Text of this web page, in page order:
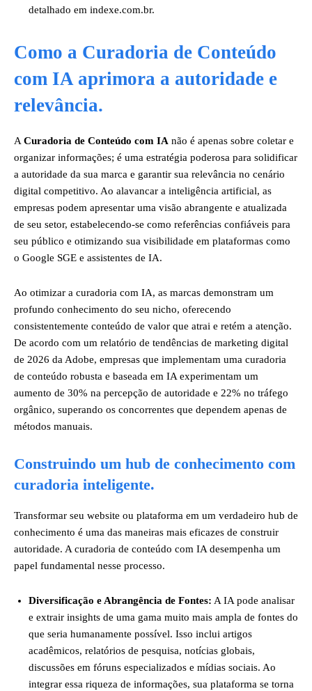
detalhado em indexe.com.br.
Como a Curadoria de Conteúdo
com IA aprimora a autoridade e
relevância.
ACuradoria de Conteúdo com IA não é apenas sobre coletar e
organizar informações; é uma estratégia poderosa para solidificar
a autoridade da sua marca e garantir sua relevância no cenário
digital competitivo. Ao alavancar a inteligência artificial, as
empresas podem apresentar uma visão abrangente e atualizada
de seu setor, estabelecendo-se como referências confiáveis para
seu público e otimizando sua visibilidade em plataformas como
o Google SGE e assistentes de IA.
Ao otimizar a curadoria com IA, as marcas demonstram um
profundo conhecimento do seu nicho, oferecendo
consistentemente conteúdo de valor que atrai e retém a atenção.
De acordo com um relatório de tendências de marketing digital
de 2026 da Adobe, empresas que implementam uma curadoria
de conteúdo robusta e baseada em IA experimentam um
aumento de 30% na percepção de autoridade e 22% no tráfego
orgânico, superando os concorrentes que dependem apenas de
métodos manuais.
Construindo um hub de conhecimento com
curadoria inteligente.
Transformar seu website ou plataforma em um verdadeiro hub de
conhecimento é uma das maneiras mais eficazes de construir
autoridade. A curadoria de conteúdo com IA desempenha um
papel fundamental nesse processo.
Diversificação e Abrangência de Fontes: A IA pode analisar
e extrair insights de uma gama muito mais ampla de fontes do
que seria humanamente possível. Isso inclui artigos
acadêmicos, relatórios de pesquisa, notícias globais,
discussões em fóruns especializados e mídias sociais. Ao
integrar essa riqueza de informações, sua plataforma se torna